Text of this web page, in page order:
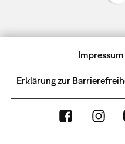
Impressum
Erklärung zur